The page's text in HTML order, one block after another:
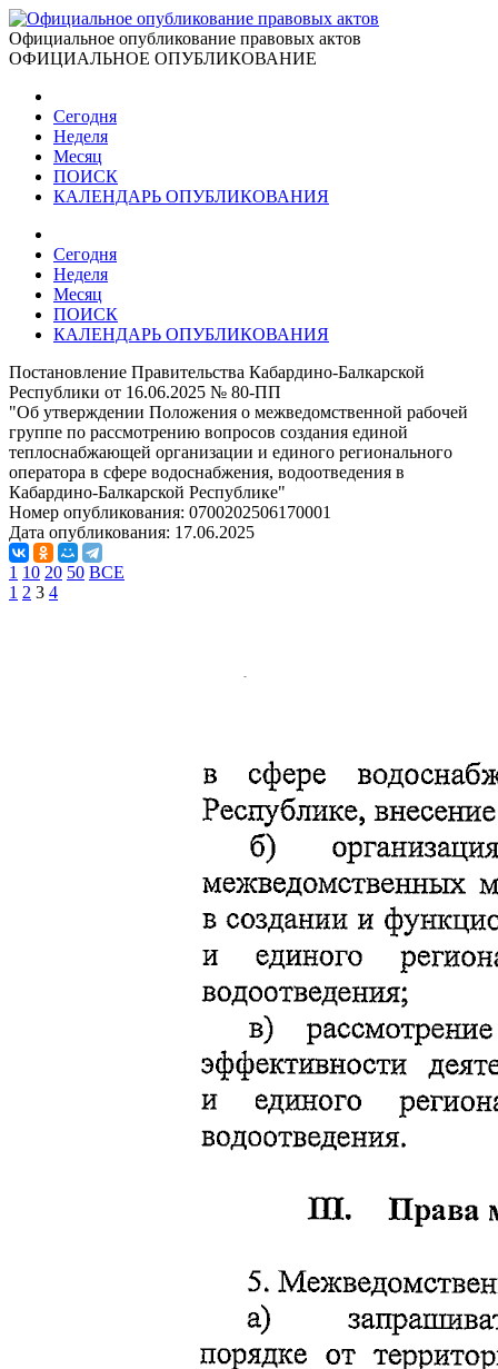
Официальное опубликование правовых актов
ОФИЦИАЛЬНОЕ ОПУБЛИКОВАНИЕ
Сегодня
Неделя
Месяц
ПОИСК
КАЛЕНДАРЬ ОПУБЛИКОВАНИЯ
Сегодня
Неделя
Месяц
ПОИСК
КАЛЕНДАРЬ ОПУБЛИКОВАНИЯ
Постановление Правительства Кабардино-Балкарской
Республики от 16.06.2025 № 80-ПП
"Об утверждении Положения о межведомственной рабочей
группе по рассмотрению вопросов создания единой
теплоснабжающей организации и единого регионального
оператора в сфере водоснабжения, водоотведения в
Кабардино-Балкарской Республике"
Номер опубликования: 0700202506170001
Дата опубликования: 17.06.2025
1 10 20 50 ВСЕ
1 2 3 4